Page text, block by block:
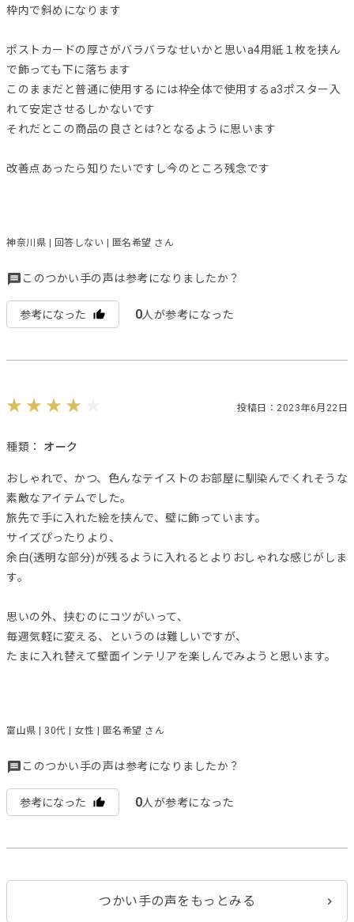
枠内で斜めになります
ポストカードの厚さがバラバラなせいかと思いa4用紙１枚を挟ん
で飾っても下に落ちます
このままだと普通に使用するには枠全体で使用するa3ポスター入
れて安定させるしかないです
それだとこの商品の良さとは?となるように思います
改善点あったら知りたいですし今のところ残念です
神奈川県 | 回答しない | 匿名希望 さん
このつかい手の声は参考になりましたか？
参考になった 0人が参考になった
投稿日：2023年6月22日
種類： オーク
おしゃれで、かつ、色んなテイストのお部屋に馴染んでくれそうな
素敵なアイテムでした。
旅先で手に入れた絵を挟んで、壁に飾っています。
サイズぴったりより、
余白(透明な部分)が残るように入れるとよりおしゃれな感じがしま
す。
思いの外、挟むのにコツがいって、
毎週気軽に変える、というのは難しいですが、
たまに入れ替えて壁面インテリアを楽しんでみようと思います。
富山県 | 30代 | 女性 | 匿名希望 さん
このつかい手の声は参考になりましたか？
参考になった 0人が参考になった
つかい手の声をもっとみる